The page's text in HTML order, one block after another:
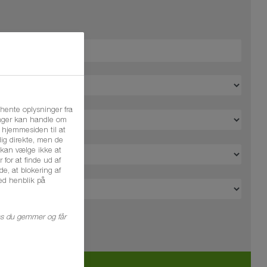
oplysninger fra
kan handle om
til at
direkte, men de
kan vælge ikke at
for at finde ud af
at blokering af
henblik på
du gemmer og får